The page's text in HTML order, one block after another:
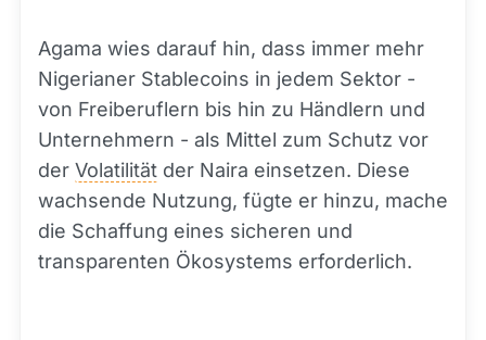
Agama wies darauf hin, dass immer mehr
Nigerianer Stablecoins in jedem Sektor -
von Freiberuflern bis hin zu Händlern und
Unternehmern - als Mittel zum Schutz vor
der Volatilität der Naira einsetzen. Diese
wachsende Nutzung, fügte er hinzu, mache
die Schaffung eines sicheren und
transparenten Ökosystems erforderlich.